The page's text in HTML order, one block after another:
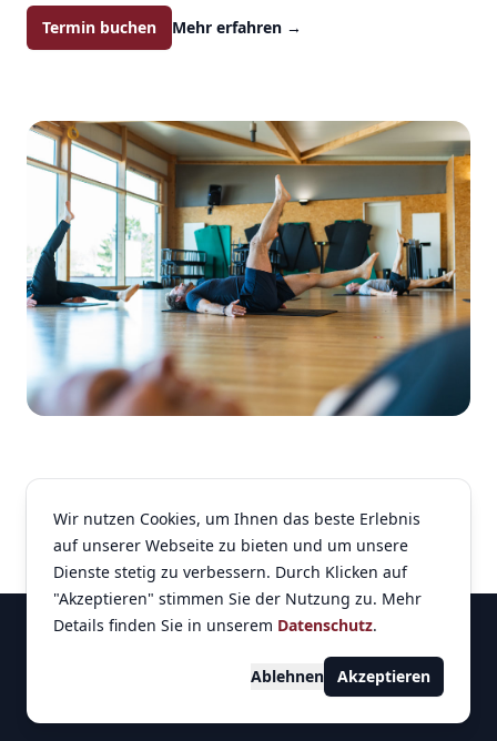
Termin buchen Mehr erfahren →
Wir nutzen Cookies, um Ihnen das beste Erlebnis
auf unserer Webseite zu bieten und um unsere
Dienste stetig zu verbessern. Durch Klicken auf
"Akzeptieren" stimmen Sie der Nutzung zu. Mehr
Details finden Sie in unserem Datenschutz.
Akzeptieren
Ablehnen